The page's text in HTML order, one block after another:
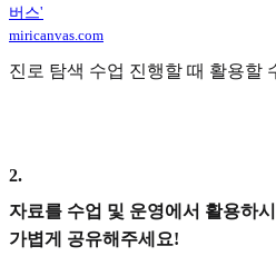
버스'
miricanvas.com
진로 탐색 수업 진행할 때 활용할
2.
자료를 수업 및 운영에서 활용하
가볍게 공유해주세요!